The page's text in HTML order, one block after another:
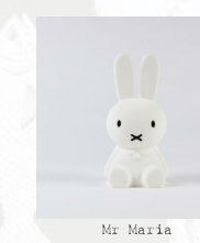
Mr Maria